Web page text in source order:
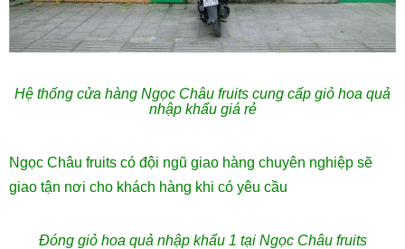
Hệ thống cửa hàng Ngọc Châu fruits cung cấp giỏ hoa quả
nhập khẩu giá rẻ
Ngọc Châu fruits có đội ngũ giao hàng chuyên nghiệp sẽ
giao tận nơi cho khách hàng khi có yêu cầu
Đóng giỏ hoa quả nhập khẩu 1 tại Ngọc Châu fruits